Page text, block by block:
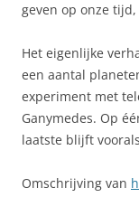
geven op onze
Het eigenlijke
een aantal
experiment met
Ganymedes. Op
laatste blijft
Omschrijving van